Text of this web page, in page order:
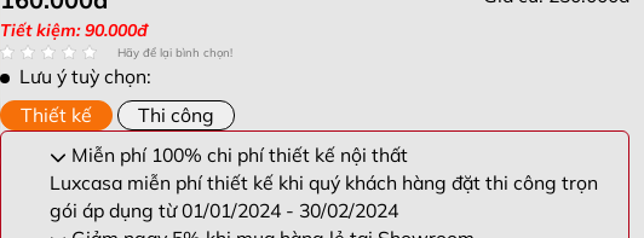
Tiết kiệm: 90.000đ
Hãy để lại bình chọn!
Lưu ý tuỳ chọn:
Thiết kế
Thi công
Miễn phí 100% chi phí thiết kế nội thất
Luxcasa miễn phí thiết kế khi quý khách hàng đặt thi công trọn
gói áp dụng từ 01/01/2024 - 30/02/2024